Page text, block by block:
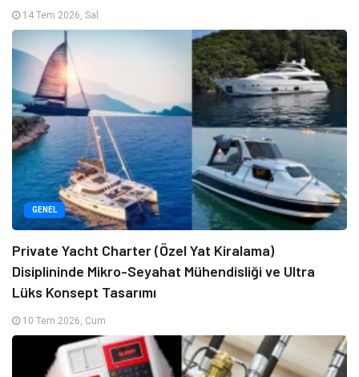
14 Tem 2026, Sal
GENEL
Private Yacht Charter (Özel Yat Kiralama)
Disiplininde Mikro-Seyahat Mühendisliği ve Ultra
Lüks Konsept Tasarımı
10 Tem 2026, Cum